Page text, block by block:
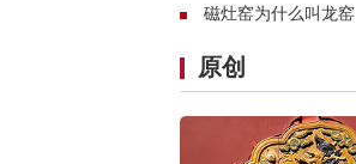
磁灶窑为什么叫龙窑
原创